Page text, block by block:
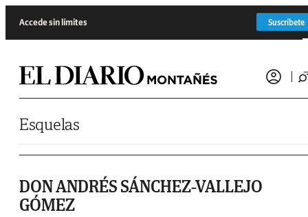
Accede sin límites Suscríbete
Esquelas
DON ANDRÉS SÁNCHEZ-VALLEJO
GÓMEZ